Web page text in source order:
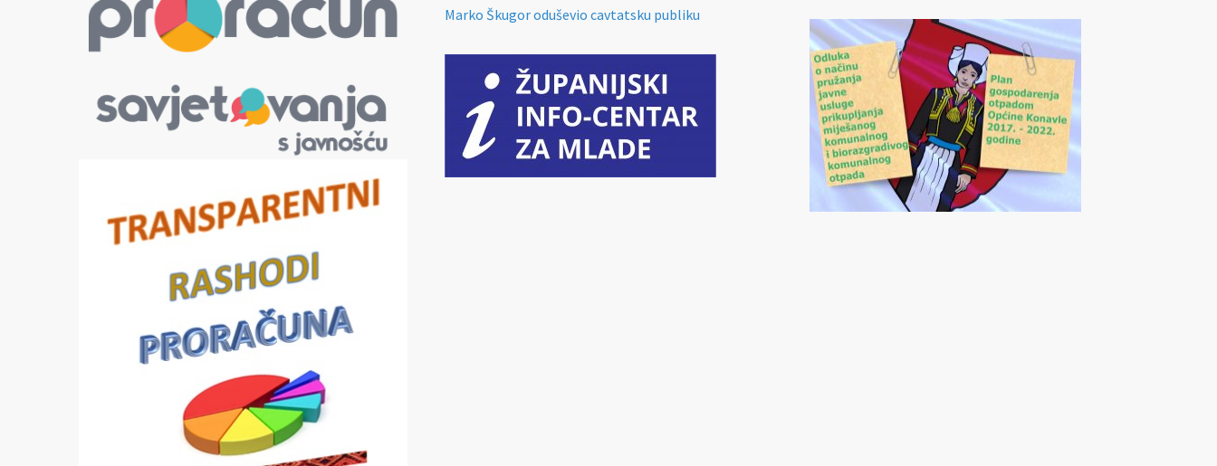
Marko Škugor oduševio cavtatsku publiku